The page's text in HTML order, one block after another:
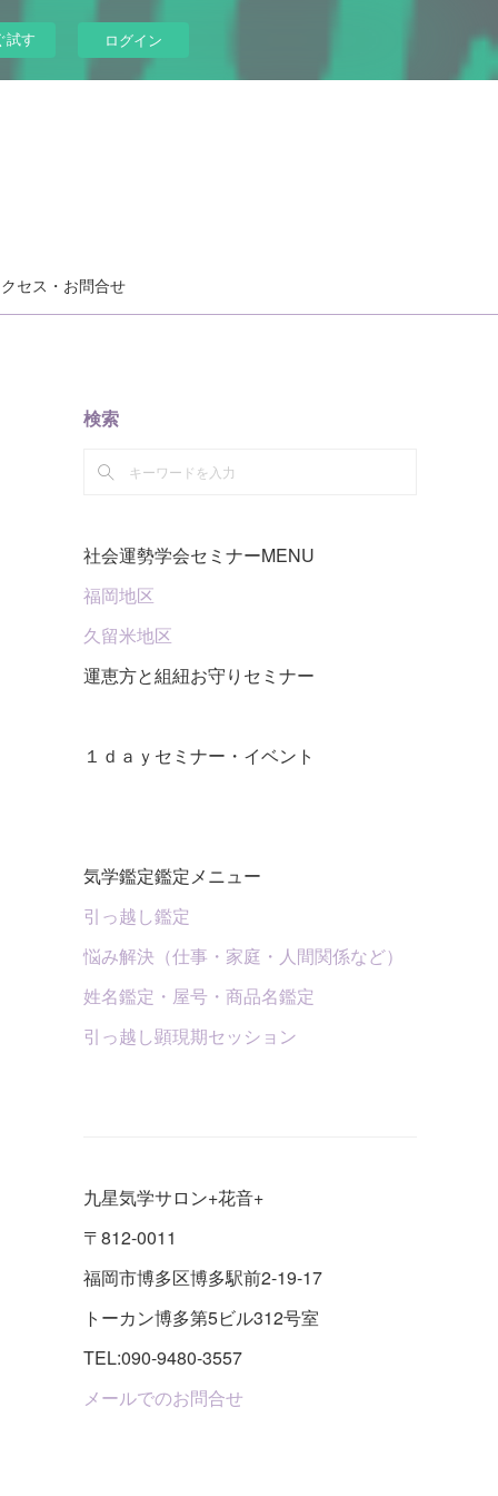
試す ログイン
セス・お問合せ
検索
社会運勢学会セミナーMENU
福岡地区
久留米地区
運恵方と組紐お守りセミナー
１ｄａｙセミナー・イベント
気学鑑定鑑定メニュー
引っ越し鑑定
悩み解決（仕事・家庭・人間関係など）
姓名鑑定・屋号・商品名鑑定
引っ越し顕現期セッション
九星気学サロン+花音+
〒812-0011
福岡市博多区博多駅前2-19-17
トーカン博多第5ビル312号室
TEL:090-9480-3557
メールでのお問合せ